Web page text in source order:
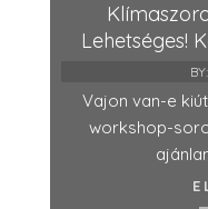
Lehetséges!
BY:
Vajon van-e
workshop-